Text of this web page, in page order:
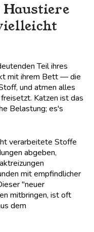
Teil ihres
mit ihrem Bett — die
und atmen alles
Katzen ist das
Belastung; es's
verarbeitete Stoffe
abgeben,
mit empfindlicher
"neuer
mitbringen, ist oft
dem